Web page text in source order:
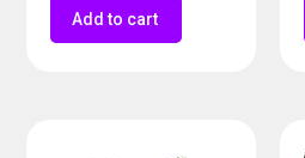
Add to cart